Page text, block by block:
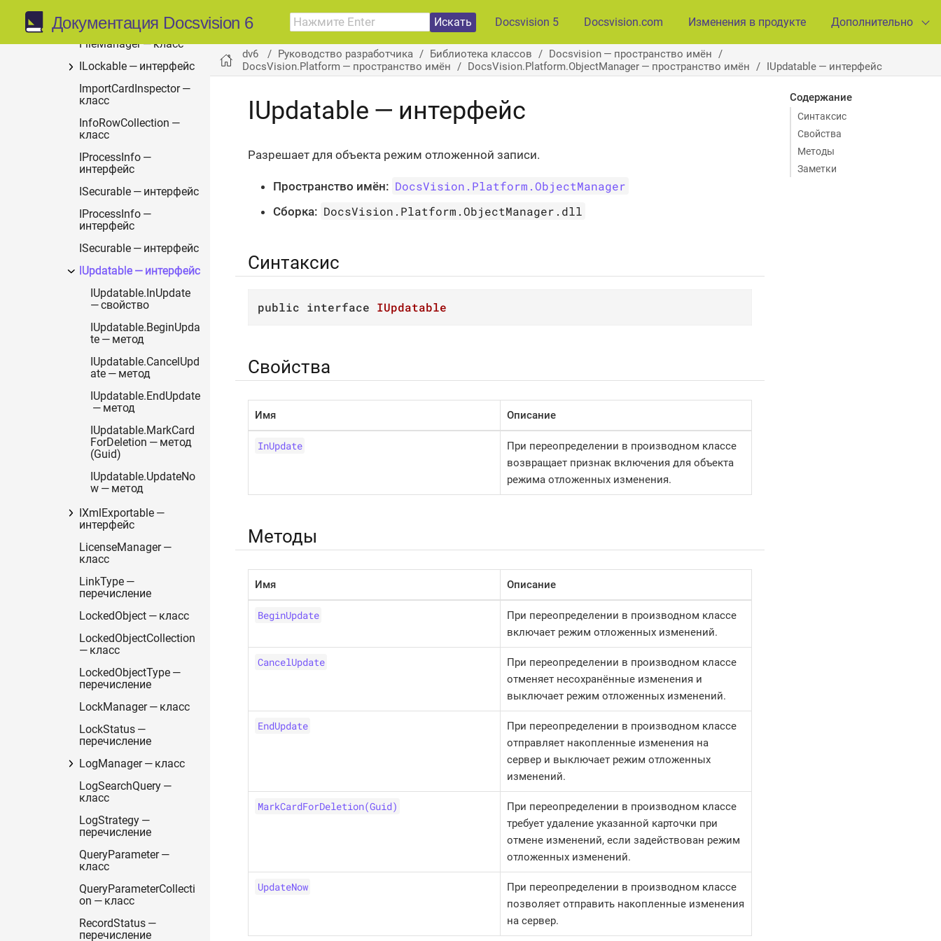
Документация Docsvision 6 Искать Docsvision 5 Docsvision.com Изменения в продукте Дополнительно
FileData — класс
FileManager — класс
ILockable — интерфейс
ImportCardInspector —
класс
InfoRowCollection —
класс
IProcessInfo —
интерфейс
ISecurable — интерфейс
IProcessInfo —
интерфейс
ISecurable — интерфейс
IUpdatable — интерфейс
IUpdatable.InUpdate
— свойство
IUpdatable.BeginUpda
te — метод
IUpdatable.CancelUpd
ate — метод
IUpdatable.EndUpdate
— метод
IUpdatable.MarkCard
ForDeletion — метод
(Guid)
IUpdatable.UpdateNo
w — метод
IXmlExportable —
интерфейс
LicenseManager —
класс
LinkType —
перечисление
LockedObject — класс
LockedObjectCollection
— класс
LockedObjectType —
перечисление
LockManager — класс
LockStatus —
перечисление
LogManager — класс
LogSearchQuery —
класс
LogStrategy —
перечисление
QueryParameter —
класс
QueryParameterCollecti
on — класс
RecordStatus —
перечисление
dv6 Руководство разработчика Библиотека классов
Docsvision — пространство имён
DocsVision.Platform — пространство имён
DocsVision.Platform.ObjectManager — пространство имён IUpdatable — интерфейс
Содержание
Синтаксис
Свойства
Методы
Заметки
IUpdatable — интерфейс
Разрешает для объекта режим отложенной записи.
Пространство имён: DocsVision.Platform.ObjectManager
Сборка: DocsVision.Platform.ObjectManager.dll
Синтаксис
public interface IUpdatable
Свойства
Имя Описание
InUpdate
При переопределении в производном классе
возвращает признак включения для объекта
режима отложенных изменения.
Методы
Имя Описание
BeginUpdate
При переопределении в производном классе
включает режим отложенных изменений.
CancelUpdate
При переопределении в производном классе
отменяет несохранённые изменения и
выключает режим отложенных изменений.
EndUpdate
При переопределении в производном классе
отправляет накопленные изменения на
сервер и выключает режим отложенных
изменений.
MarkCardForDeletion(Guid)
При переопределении в производном классе
требует удаление указанной карточки при
отмене изменений, если задействован режим
отложенных изменений.
UpdateNow
При переопределении в производном классе
позволяет отправить накопленные изменения
на сервер.